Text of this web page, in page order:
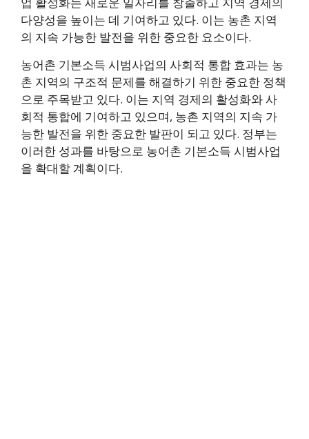
다양성을 높이는 데 기여하고 있다. 이는 농촌 지역
의 지속 가능한 발전을 위한 중요한 요소이다.
농어촌 기본소득 시범사업의 사회적 통합 효과는 농
촌 지역의 구조적 문제를 해결하기 위한 중요한 정책
으로 주목받고 있다. 이는 지역 경제의 활성화와 사
회적 통합에 기여하고 있으며, 농촌 지역의 지속 가
능한 발전을 위한 중요한 발판이 되고 있다. 정부는
이러한 성과를 바탕으로 농어촌 기본소득 시범사업
을 확대할 계획이다.